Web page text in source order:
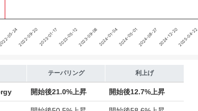
2022-05-242022-09-202023-01-17 2023-05-122023-09-082024-01-042024-05-012024-08-27 2024-12-202025-04-22
テーパリング 利上げ
開始後21.0%上昇 開始後12.7%上昇